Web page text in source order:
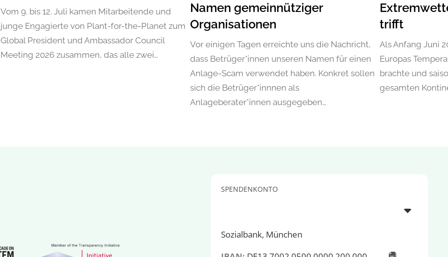
Vom 9. bis 12. Juli kamen Mitarbeitende und
junge Engagierte von Plant-for-the-Planet zum
Global President und Ambassador Council
Meeting 2026 zusammen, das alle zwei…
Namen gemeinnütziger
Organisationen
Vor einigen Tagen erreichte uns die Nachricht,
dass Betrüger*innen unseren Namen für einen
Anlage-Scam verwendet haben. Konkret sollen
sich die Betrüger*innnen als
Anlageberater*innen ausgegeben…
trifft
Als Anfang Juni
Europas
brachte und
gesamten
SPENDENKONTO
Sozialbank, München